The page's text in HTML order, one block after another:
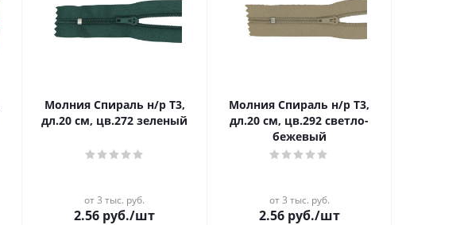
Молния Спираль н/р Т3,
дл.20 см, цв.272 зеленый
от 3 тыс. руб.
2.56 руб./шт
Молния Спираль н/р Т3,
дл.20 см, цв.292 светло-
бежевый
от 3 тыс. руб.
2.56руб./шт